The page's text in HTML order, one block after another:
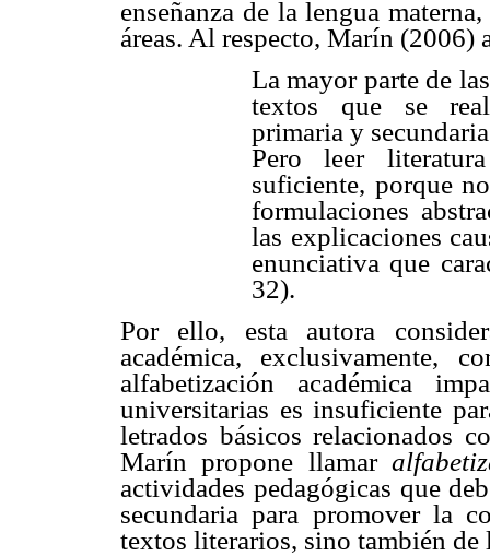
enseñanza de la lengua
áreas. Al respecto, Marín (2006)
La mayor parte de
textos que se
primaria y
Pero leer
suficiente, porque
formulaciones
las explicaciones
enunciativa que
32).
Por ello, esta autora
académica, exclusivamente,
alfabetización académica
universitarias es insuficiente
letrados básicos relacionados
Marín propone llamar
actividades pedagógicas que
secundaria para promover la
textos literarios, sino también de